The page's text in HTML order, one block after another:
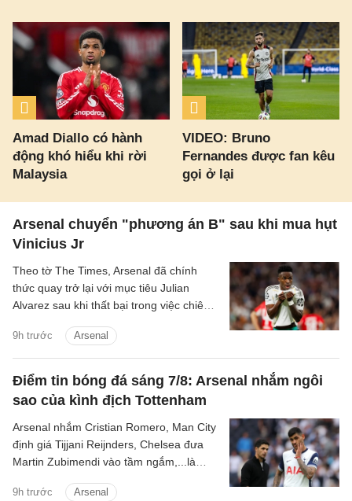
Amad Diallo có hành
động khó hiểu khi rời
Malaysia
VIDEO: Bruno
Fernandes được fan kêu
gọi ở lại
Arsenal chuyển "phương án B" sau khi mua hụt
Vinicius Jr
9h trước Arsenal
Theo tờ The Times, Arsenal đã chính
thức quay trở lại với mục tiêu Julian
Alvarez sau khi thất bại trong việc chiêu
Điểm tin bóng đá sáng 7/8: Arsenal nhắm ngôi
sao của kình địch Tottenham
9h trước Arsenal
Arsenal nhắm Cristian Romero, Man City
định giá Tijjani Reijnders, Chelsea đưa
Martin Zubimendi vào tầm ngắm,...là
tin bóng đá sáng 31/7.